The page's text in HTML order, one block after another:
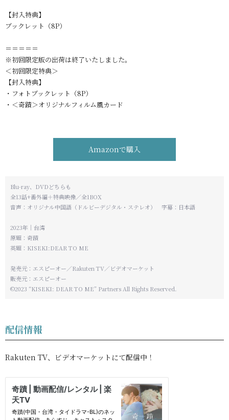
【封入特典】
ブックレット（8P）
＝＝＝＝＝
※初回限定版の出荷は終了いたしました。
＜初回限定特典＞
【封入特典】
・フォトブックレット（8P）
・＜奇蹟＞オリジナルフィルム風カード
Amazonで購入
Blu-ray、DVDどちらも
全13話+番外編＋特典映像／全1BOX
音声：オリジナル中国語（ドルビーデジタル・ステレオ） 字幕：日本語
2023年｜台湾
原題：奇蹟
英題：KISEKI:DEAR TO ME
発売元：エスピーオー／Rakuten TV／ビデオマーケット
販売元：エスピーオー
©2023 “KISEKI: DEAR TO ME” Partners All Rights Reserved.
配信情報
Rakuten TV、ビデオマーケットにて配信中！